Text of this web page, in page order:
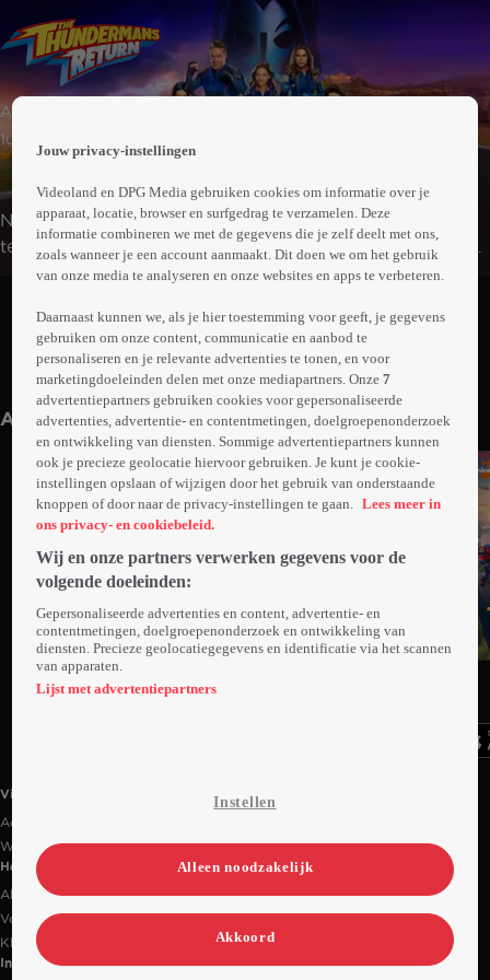
Avontuur | Familie | Komedie
1uur07min
Na een mislukte redding worden de Thundermans
teruggestuurd naar hun oude leven in Hiddenville. Hank
en Barb voelen zich er meteen weer thuis en Billy en
school. Maar Max en Phoebe denken er anders over: zij
zijn vastberaden hun status van superhelden terug te
winnen.
Abonneren op Videoland
Meer
info
Anderen kijken ook
Ga
naar
Videoland
Actiecode
Werken bij RTL
Handige links
Alle films & series
Veelgestelde vragen
Klantenservice
Informatie
Jouw privacy-instellingen
Videoland en DPG Media gebruiken cookies om informatie over je
apparaat, locatie, browser en surfgedrag te verzamelen. Deze
informatie combineren we met de gegevens die je zelf deelt met ons,
zoals wanneer je een account aanmaakt. Dit doen we om het gebruik
van onze media te analyseren en onze websites en apps te verbeteren.
Daarnaast kunnen we, als je hier toestemming voor geeft, je gegevens
gebruiken om onze content, communicatie en aanbod te
personaliseren en je relevante advertenties te tonen, en voor
marketingdoeleinden delen met onze mediapartners. Onze7
advertentiepartners gebruiken cookies voor gepersonaliseerde
advertenties, advertentie- en contentmetingen, doelgroepenonderzoek
en ontwikkeling van diensten. Sommige advertentiepartners kunnen
ook je precieze geolocatie hiervoor gebruiken. Je kunt je cookie-
instellingen opslaan of wijzigen door het gebruik van onderstaande
knoppen of door naar de privacy-instellingen te gaan.
Lees meer in
ons privacy- en cookiebeleid.
Wij en onze partners verwerken gegevens voor de
volgende doeleinden:
Gepersonaliseerde advertenties en content, advertentie- en
contentmetingen, doelgroepenonderzoek en ontwikkeling van
diensten. Precieze geolocatiegegevens en identificatie via het scannen
van apparaten.
Lijst met advertentiepartners
Instellen
Alleen noodzakelijk
Akkoord